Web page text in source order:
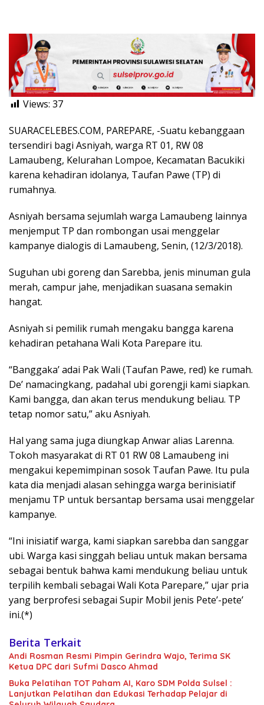
Views: 37
SUARACELEBES.COM, PAREPARE, -Suatu kebanggaan
tersendiri bagi Asniyah, warga RT 01, RW 08
Lamaubeng, Kelurahan Lompoe, Kecamatan Bacukiki
karena kehadiran idolanya, Taufan Pawe (TP) di
rumahnya.
Asniyah bersama sejumlah warga Lamaubeng lainnya
menjemput TP dan rombongan usai menggelar
kampanye dialogis di Lamaubeng, Senin, (12/3/2018).
Suguhan ubi goreng dan Sarebba, jenis minuman gula
merah, campur jahe, menjadikan suasana semakin
hangat.
Asniyah si pemilik rumah mengaku bangga karena
kehadiran petahana Wali Kota Parepare itu.
“Banggaka’ adai Pak Wali (Taufan Pawe, red) ke rumah.
De’ namacingkang, padahal ubi gorengji kami siapkan.
Kami bangga, dan akan terus mendukung beliau. TP
tetap nomor satu,” aku Asniyah.
Hal yang sama juga diungkap Anwar alias Larenna.
Tokoh masyarakat di RT 01 RW 08 Lamaubeng ini
mengakui kepemimpinan sosok Taufan Pawe. Itu pula
kata dia menjadi alasan sehingga warga berinisiatif
menjamu TP untuk bersantap bersama usai menggelar
kampanye.
“Ini inisiatif warga, kami siapkan sarebba dan sanggar
ubi. Warga kasi singgah beliau untuk makan bersama
sebagai bentuk bahwa kami mendukung beliau untuk
terpilih kembali sebagai Wali Kota Parepare,” ujar pria
yang berprofesi sebagai Supir Mobil jenis Pete’-pete’
ini.(*)
Berita Terkait
Andi Rosman Resmi Pimpin Gerindra Wajo, Terima SK
Ketua DPC dari Sufmi Dasco Ahmad
Buka Pelatihan TOT Paham AI, Karo SDM Polda Sulsel :
Lanjutkan Pelatihan dan Edukasi Terhadap Pelajar di